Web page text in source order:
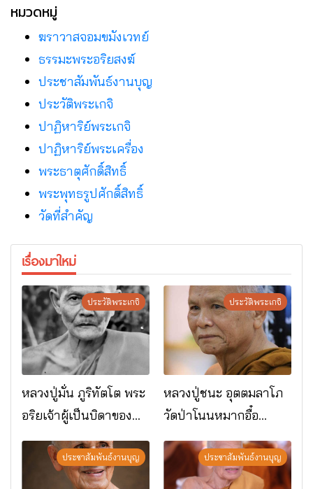
หมวดหมู่
ฆราวาสจอมขมังเวทย์
ธรรมะพระอริยสงฆ์
ประชาสัมพันธ์งานบุญ
ประวัติพระเกจิ
ปาฏิหาริย์พระเกจิ
ปาฏิหาริย์พระเครื่อง
พระธาตุศักดิ์สิทธิ์
พระพุทธรูปศักดิ์สิทธิ์
วัดที่สําคัญ
เรื่องมาใหม่
ประวัติพระเกจิ
หลวงปู่มั่น ภูริทัตโต พระ
อริยเจ้าผู้เป็นบิดาของ
พระกรรมฐาน
ประวัติพระเกจิ
หลวงปู่ชนะ อุตตมลาโภ
วัดป่าโนนหมากอื๋อ
อ.เมือง จ.มหาสารคาม
ประชาสัมพันธ์งานบุญ ประชาสัมพันธ์งานบุญ